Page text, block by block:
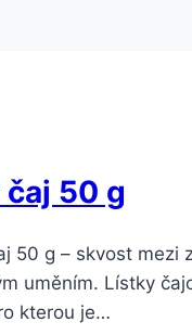
čaj 50 g
50 g – skvost
uměním. Lístky
kterou je…